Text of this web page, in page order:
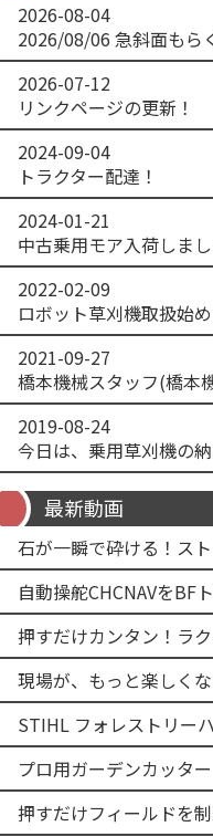
2026-08-04
2026/08/06 急斜面もら
2026-07-12
リンクページの更新！
2024-09-04
トラクター配達！
2024-01-21
中古乗用モア入荷しまし
2022-02-09
ロボット草刈機取扱始め
2021-09-27
橋本機械スタッフ(橋本
2019-08-24
最新動画
プロ用ガーデンカッ